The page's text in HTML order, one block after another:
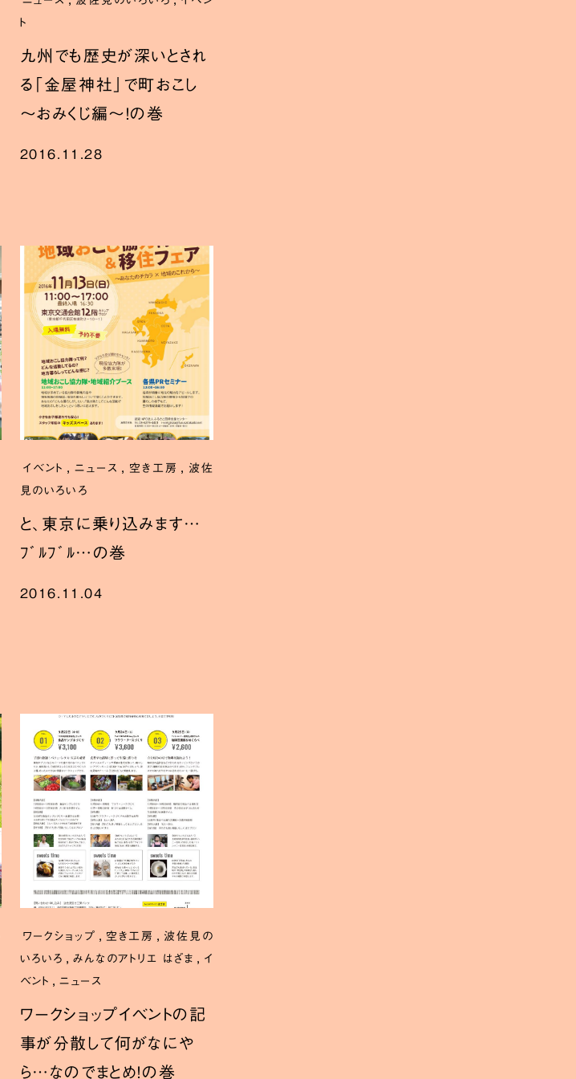
ト
九州でも歴史が深いとされ
る「金屋神社」で町おこし
～おみくじ編～！の巻
2016.11.28
イベント ニュース 空き工房
波佐
見のいろいろ
と、東京に乗り込みます…
ﾌﾞﾙﾌﾞﾙ…の巻
2016.11.04
ワークショップ 空き工房
波佐見の
いろいろ
みんなのアトリエ はざま
イ
ベント
ニュース
ワークショップイベントの記
事が分散して何がなにや
ら…なのでまとめ！の巻